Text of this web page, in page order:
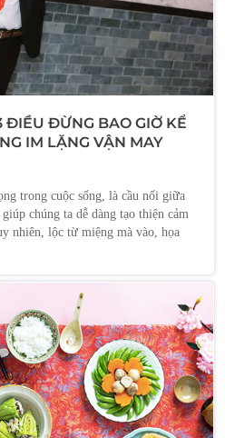
ĐIỀU ĐỪNG BAO GIỜ KỂ
IM LẶNG VẬN MAY
trong cuộc sống, là cầu nối giữa
chúng ta dễ dàng tạo thiện cảm
nhiên, lộc từ miệng mà vào, họa